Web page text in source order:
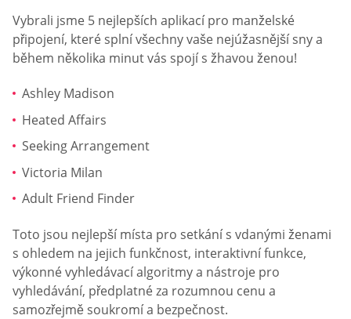
Vybrali jsme 5 nejlepších aplikací pro manželské
připojení, které splní všechny vaše nejúžasnější sny a
během několika minut vás spojí s žhavou ženou!
Ashley Madison
Heated Affairs
Seeking Arrangement
Victoria Milan
Adult Friend Finder
Toto jsou nejlepší místa pro setkání s vdanými ženami
s ohledem na jejich funkčnost, interaktivní funkce,
výkonné vyhledávací algoritmy a nástroje pro
vyhledávání, předplatné za rozumnou cenu a
samozřejmě soukromí a bezpečnost.